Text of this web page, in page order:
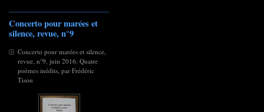
Concerto pour marées et
silence, revue, n°9
Concerto pour marées et silence,
revue, n°9, juin 2016. Quatre
poèmes inédits, par Frédéric
Tison